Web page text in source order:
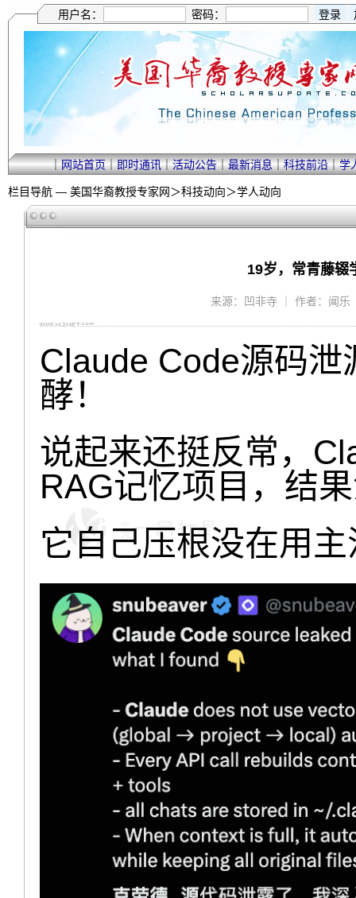
用户名： 密码：
｜网站首页｜即时通讯｜活动公告｜最新消息｜科技前沿｜学
栏目导航 — 美国华裔教授专家网＞科技动向＞学人动向
19岁，常青藤辍
来源：凹非寺 ｜ 作者：闻
Claude Code源码
酵！
说起来还挺反常，
RAG记忆项目，结
它自己压根没在用